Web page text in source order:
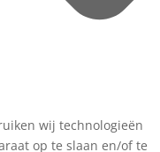
wij technologieën
op te slaan en/of te